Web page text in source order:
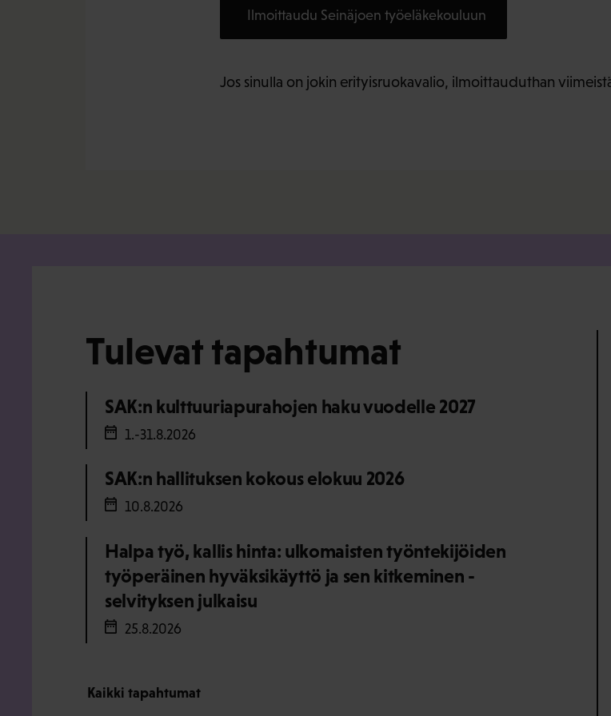
Ilmoittaudu Seinäjoen työeläkekouluun
Jos sinulla on jokin erityisruokavalio, ilmoittauduthan
Tulevat tapahtumat
SAK:n kulttuuriapurahojen haku vuodelle 2027
1.-31.8.2026
SAK:n hallituksen kokous elokuu 2026
10.8.2026
Halpa työ, kallis hinta: ulkomaisten työntekijöiden
työperäinen hyväksikäyttö ja sen kitkeminen -
selvityksen julkaisu
25.8.2026
Kaikki tapahtumat